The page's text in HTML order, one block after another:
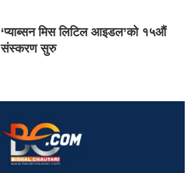
‘प्याब्सन मिस लिटिल आइडल’को १५औं
संस्करण सुरु